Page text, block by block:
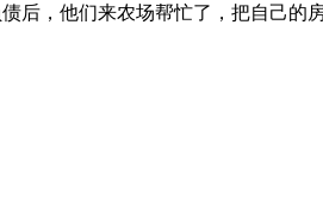
后，他们来农场帮忙了，把自己的